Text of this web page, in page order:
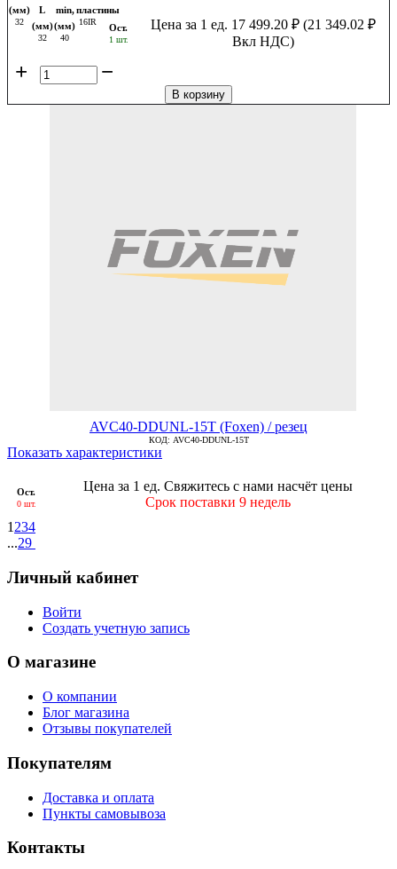
(мм)
32
L
(мм)
32
min,
(мм)
40
пластины
16IR
Ост.
1 шт.
Цена за 1 ед. 17 499.20 ₽ (21 349.02 ₽
Вкл НДС)
+ −
В корзину
AVC40-DDUNL-15T (Foxen) / резец
КОД: AVC40-DDUNL-15T
Показать характеристики
Ост.
0 шт.
Цена за 1 ед. Свяжитесь с нами насчёт цены
Срок поставки 9 недель
1 234
...29
Личный кабинет
Войти
Создать учетную запись
О магазине
О компании
Блог магазина
Отзывы покупателей
Покупателям
Доставка и оплата
Пункты самовывоза
Контакты